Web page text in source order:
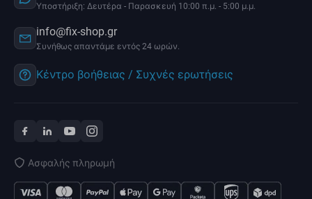
Υποστήριξη: Δευτέρα - Παρασκευή 10:00 π.μ. - 5:00 μ.μ.
info@fix-shop.gr
Συνήθως απαντάμε εντός 24 ωρών.
Κέντρο βοήθειας / Συχνές ερωτήσεις
Ασφαλής πληρωμή